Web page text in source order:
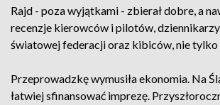
Rajd - poza wyjątkami - zbierał dobre, a
recenzje kierowców i pilotów,
światowej federacji oraz kibiców, nie tylko
Przeprowadzkę wymusiła ekonomia. Na
łatwiej sfinansować imprezę.